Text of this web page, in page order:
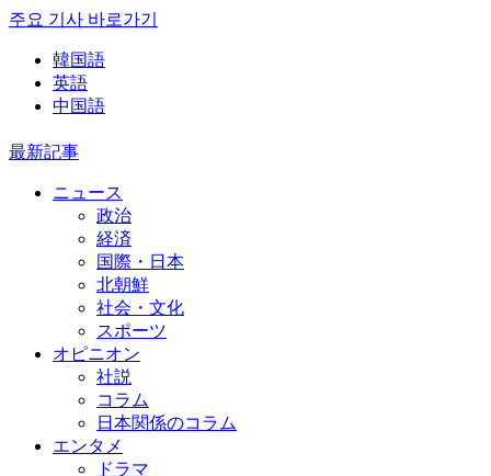
주요 기사 바로가기
韓国語
英語
中国語
最新記事
ニュース
政治
経済
国際・日本
北朝鮮
社会・文化
スポーツ
オピニオン
社説
コラム
日本関係のコラム
エンタメ
ドラマ